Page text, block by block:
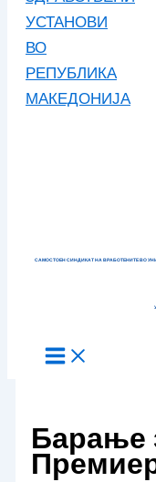
САМОСТОЕН СИНДИКАТ НА ВРАБОТЕНИТЕ ВО
Барање